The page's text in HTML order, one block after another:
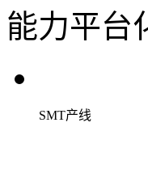
能力平台
SMT产线